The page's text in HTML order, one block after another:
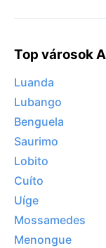
Top városok
Luanda
Lubango
Benguela
Saurimo
Lobito
Cuíto
Uíge
Mossamedes
Menongue